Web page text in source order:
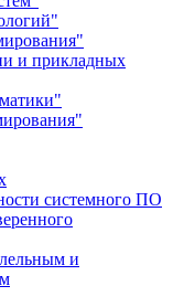
и прикладных
системного ПО
и